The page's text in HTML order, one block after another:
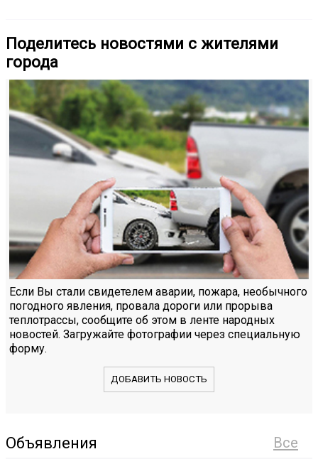
Поделитесь новостями с жителями
города
Если Вы стали свидетелем аварии, пожара, необычного
погодного явления, провала дороги или прорыва
теплотрассы, сообщите об этом в ленте народных
новостей. Загружайте фотографии через специальную
форму.
ДОБАВИТЬ НОВОСТЬ
Все
Объявления